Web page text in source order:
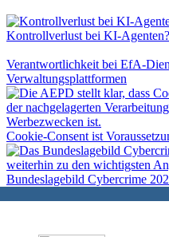
Kontrollverlust bei KI-
Verantwortlichkeit bei EfA-
Verwaltungsplattformen
Cookie-Consent ist
Bundeslagebild Cybercrime